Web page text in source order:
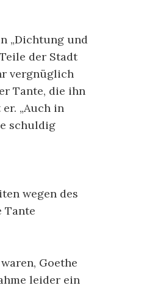
„Dichtung und
der Stadt
vergnüglich
Tante, die ihn
„Auch in
schuldig
wegen des
Tante
Goethe
leider ein